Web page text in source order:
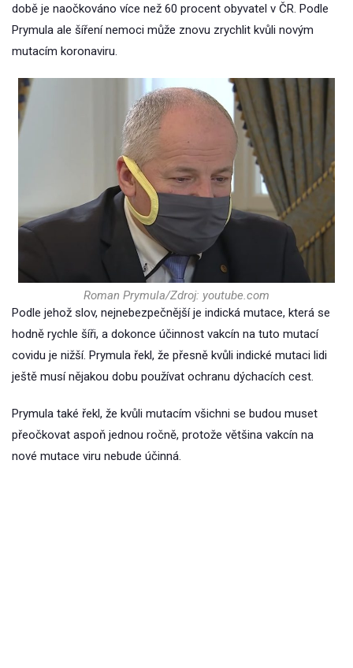
době je naočkováno více než 60 procent obyvatel v ČR. Podle
Prymula ale šíření nemoci může znovu zrychlit kvůli novým
mutacím koronaviru.
Roman Prymula/Zdroj: youtube.com
Podle jehož slov, nejnebezpečnější je indická mutace, která se
hodně rychle šíři, a dokonce účinnost vakcín na tuto mutací
covidu je nižší. Prymula řekl, že přesně kvůli indické mutaci lidi
ještě musí nějakou dobu používat ochranu dýchacích cest.
Prymula také řekl, že kvůli mutacím všichni se budou muset
přeočkovat aspoň jednou ročně, protože většina vakcín na
nové mutace viru nebude účinná.